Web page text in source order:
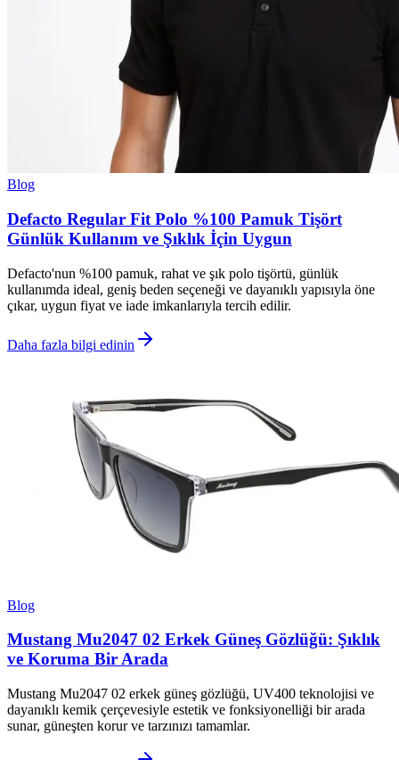
Blog
Defacto Regular Fit Polo %100 Pamuk Tişört
Günlük Kullanım ve Şıklık İçin Uygun
Defacto'nun %100 pamuk, rahat ve şık polo tişörtü, günlük
kullanımda ideal, geniş beden seçeneği ve dayanıklı yapısıyla öne
çıkar, uygun fiyat ve iade imkanlarıyla tercih edilir.
Daha fazla bilgi edinin
Blog
Mustang Mu2047 02 Erkek Güneş Gözlüğü: Şıklık
ve Koruma Bir Arada
Mustang Mu2047 02 erkek güneş gözlüğü, UV400 teknolojisi ve
dayanıklı kemik çerçevesiyle estetik ve fonksiyonelliği bir arada
sunar, güneşten korur ve tarzınızı tamamlar.